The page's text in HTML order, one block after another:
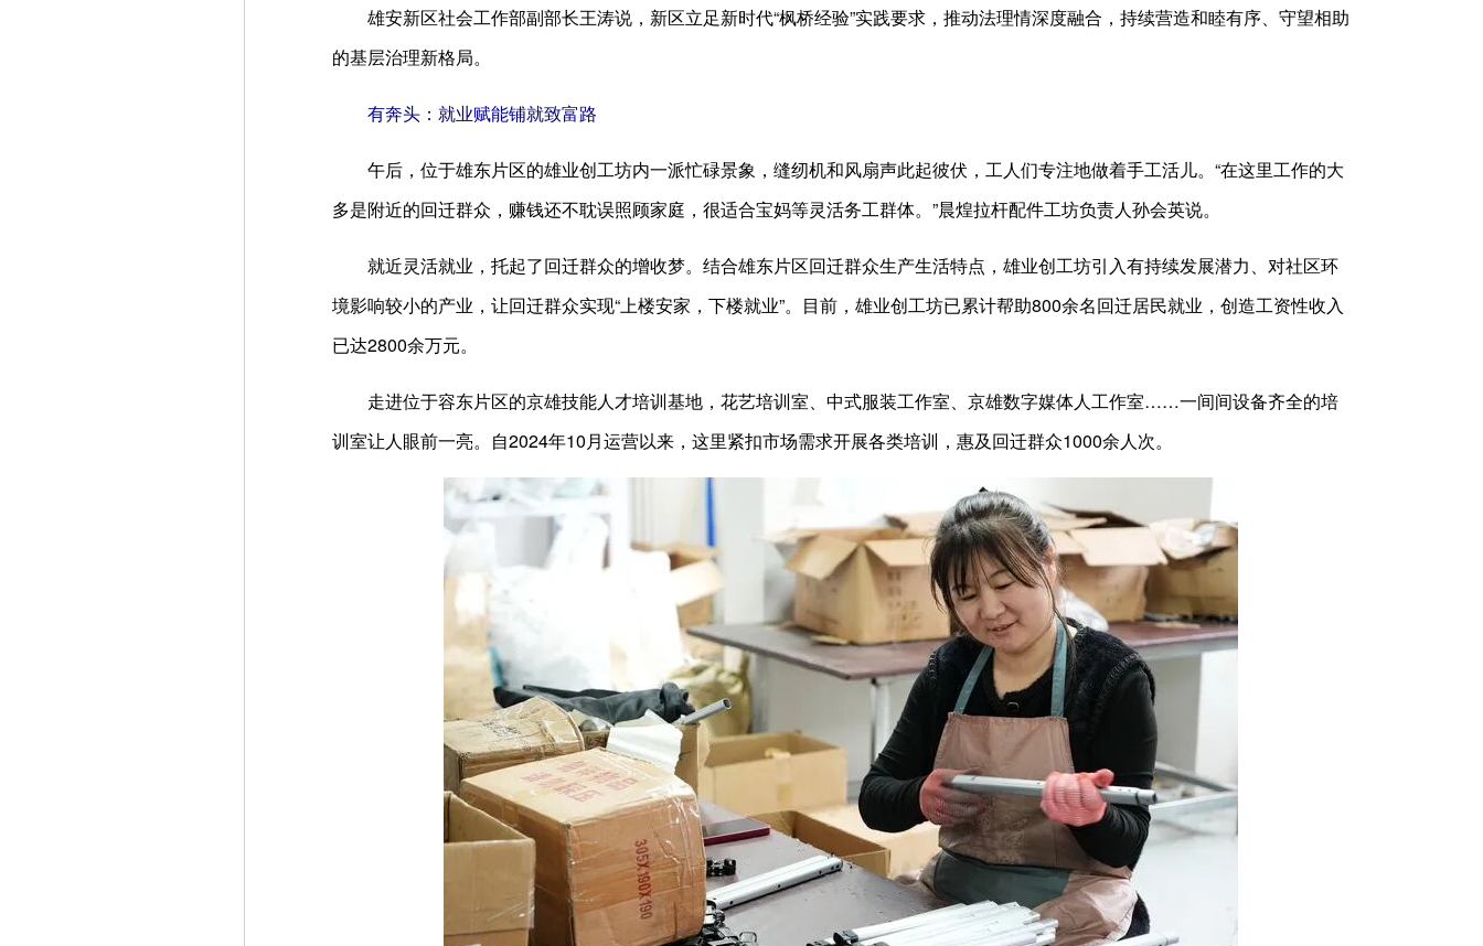
雄安新区社会工作部副部长王涛说，新区立足新时代“枫桥经验”实践要求，推动法理情深度融合，持续营造和睦有序、守望相助
的基层治理新格局。
有奔头：就业赋能铺就致富路
午后，位于雄东片区的雄业创工坊内一派忙碌景象，缝纫机和风扇声此起彼伏，工人们专注地做着手工活儿。“在这里工作的大
多是附近的回迁群众，赚钱还不耽误照顾家庭，很适合宝妈等灵活务工群体。”晨煌拉杆配件工坊负责人孙会英说。
就近灵活就业，托起了回迁群众的增收梦。结合雄东片区回迁群众生产生活特点，雄业创工坊引入有持续发展潜力、对社区环
境影响较小的产业，让回迁群众实现“上楼安家，下楼就业”。目前，雄业创工坊已累计帮助800余名回迁居民就业，创造工资性收入
已达2800余万元。
走进位于容东片区的京雄技能人才培训基地，花艺培训室、中式服装工作室、京雄数字媒体人工作室……一间间设备齐全的培
训室让人眼前一亮。自2024年10月运营以来，这里紧扣市场需求开展各类培训，惠及回迁群众1000余人次。